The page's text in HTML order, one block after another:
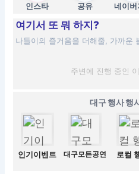
인스타 공유 네이버
여기서 또 뭐 하지?
나들이의 즐거움을 더해줄, 가까운
주변에 진행 중인
대구 행사 행
인기이벤트 대구모든공연 로컬